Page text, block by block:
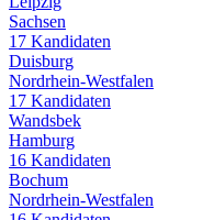
Sachsen
17 Kandidaten
Duisburg
Nordrhein-Westfalen
17 Kandidaten
Wandsbek
Hamburg
16 Kandidaten
Bochum
Nordrhein-Westfalen